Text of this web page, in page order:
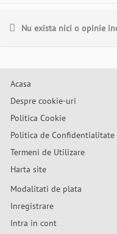
Nu exista nici o opinie
Acasa
Despre cookie-uri
Politica Cookie
Politica de Confidentialitate
Termeni de Utilizare
Harta site
Modalitati de plata
Inregistrare
Intra in cont